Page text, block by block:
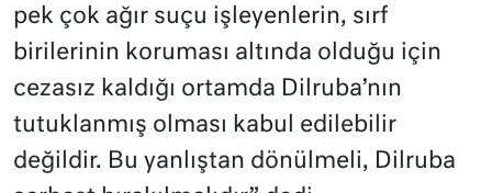
pek çok ağır suçu işleyenlerin, sırf
birilerinin koruması altında olduğu için
cezasız kaldığı ortamda Dilruba’nın
tutuklanmış olması kabul edilebilir
değildir. Bu yanlıştan dönülmeli, Dilruba